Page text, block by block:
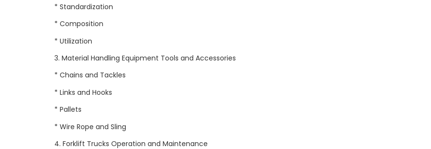
* Standardization
* Composition
* Utilization
3. Material Handling Equipment Tools and Accessories
* Chains and Tackles
* Links and Hooks
* Pallets
* Wire Rope and Sling
4. Forklift Trucks Operation and Maintenance